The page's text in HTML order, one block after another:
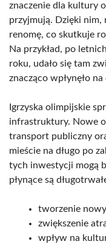
znaczenie dla kultury
przyjmują. Dzięki nim,
renomę, co skutkuje
Na przykład, po
roku, udało się tam
znacząco wpłynęło
Igrzyska olimpijskie
infrastruktury. Nowe
transport publiczny
mieście na długo po
tych inwestycji mogą
płynące są
tworzenie
zwiększenie
wpływ na